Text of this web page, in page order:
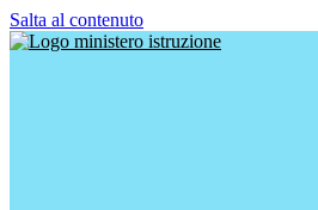
Salta al contenuto